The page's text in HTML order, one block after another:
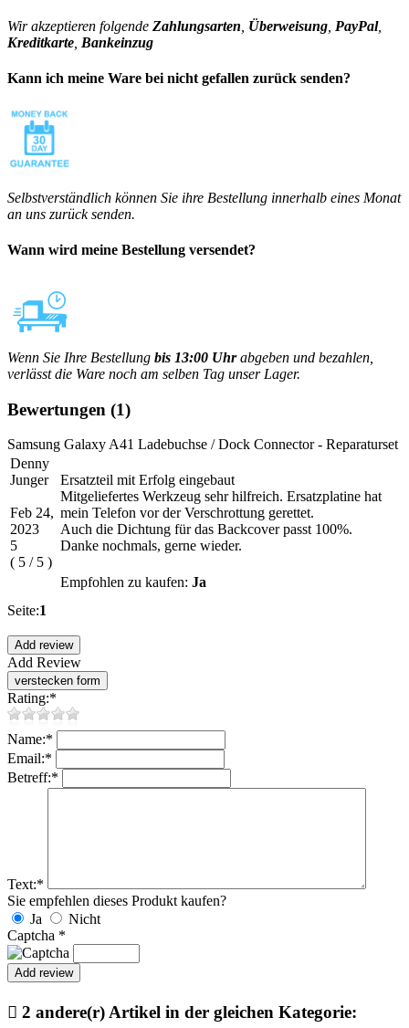
Wir akzeptieren folgende Zahlungsarten Überweisung PayPal,
Kreditkarte Bankeinzug
Kann ich meine Ware bei nicht gefallen zurück senden?
Selbstverständlich können Sie ihre Bestellung innerhalb eines Monat
an uns zurück senden.
Wann wird meine Bestellung versendet?
Wenn Sie Ihre Bestellung bis 13:00 Uhrabgeben und bezahlen,
verlässt die Ware noch am selben Tag unser Lager.
Bewertungen (1)
Samsung Galaxy A41 Ladebuchse / Dock Connector - Reparaturset
Denny
Junger
Feb 24,
2023
5
( 5 / 5 )
Ersatzteil mit Erfolg eingebaut
Mitgeliefertes Werkzeug sehr hilfreich. Ersatzplatine hat
mein Telefon vor der Verschrottung gerettet.
Auch die Dichtung für das Backcover passt 100%.
Danke nochmals, gerne wieder.
Empfohlen zu kaufen: Ja
Seite:1
Add Review
Rating:*
Name:*
Email:*
Betreff:*
Text:*
Sie empfehlen dieses Produkt kaufen?
Ja
Nicht
Captcha *
 2 andere(r) Artikel in der gleichen Kategorie: